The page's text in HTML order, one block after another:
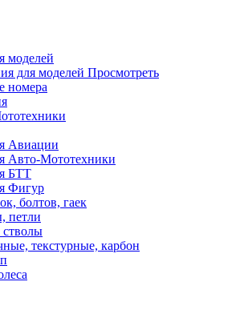
моделей
для моделей Просмотреть
номера
Авиации
Авто-Мототехники
БТТ
Фигур
болтов, гаек
петли
стволы
текстурные, карбон